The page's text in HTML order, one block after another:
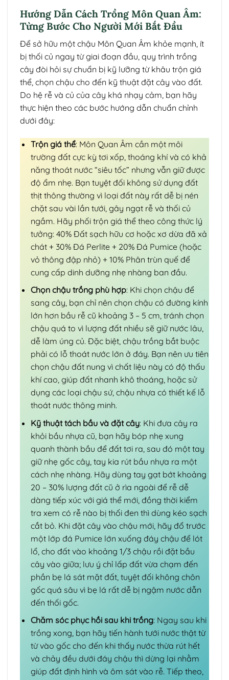
Hướng Dẫn Cách Trồng Môn Quan Âm:
Từng Bước Cho Người Mới Bắt Đầu
Để sở hữu một chậu Môn Quan Âm khỏe mạnh, ít
bị thối củ ngay từ giai đoạn đầu, quy trình trồng
cây đòi hỏi sự chuẩn bị kỹ lưỡng từ khâu trộn giá
thể, chọn chậu cho đến kỹ thuật đặt cây vào đất.
Do hệ rễ và củ của cây khá nhạy cảm, bạn hãy
thực hiện theo các bước hướng dẫn chuẩn chỉnh
dưới đây:
Trộn giá thể: Môn Quan Âm cần một môi
trường đất cực kỳ tơi xốp, thoáng khí và có khả
năng thoát nước “siêu tốc” nhưng vẫn giữ được
độ ẩm nhẹ. Bạn tuyệt đối không sử dụng đất
thịt thông thường vì loại đất này rất dễ bị nén
chặt sau vài lần tưới, gây ngạt rễ và thối củ
ngầm. Hãy phối trộn giá thể theo công thức lý
tưởng: 40% Đất sạch hữu cơ hoặc xơ dừa đã xả
chát + 30% Đá Perlite + 20% Đá Pumice (hoặc
vỏ thông đập nhỏ) + 10% Phân trùn quế để
cung cấp dinh dưỡng nhẹ nhàng ban đầu.
Chọn chậu trồng phù hợp: Khi chọn chậu để
sang cây, bạn chỉ nên chọn chậu có đường kính
lớn hơn bầu rễ cũ khoảng 3 – 5 cm, tránh chọn
chậu quá to vì lượng đất nhiều sẽ giữ nước lâu,
dễ làm úng củ. Đặc biệt, chậu trồng bắt buộc
phải có lỗ thoát nước lớn ở đáy. Bạn nên ưu tiên
chọn chậu đất nung vì chất liệu này có độ thấu
khí cao, giúp đất nhanh khô thoáng, hoặc sử
dụng các loại chậu sứ, chậu nhựa có thiết kế lỗ
thoát nước thông minh.
Kỹ thuật tách bầu và đặt cây: Khi đưa cây ra
khỏi bầu nhựa cũ, bạn hãy bóp nhẹ xung
quanh thành bầu để đất tơi ra, sau đó một tay
giữ nhẹ gốc cây, tay kia rút bầu nhựa ra một
cách nhẹ nhàng. Hãy dùng tay gạt bớt khoảng
20 – 30% lượng đất cũ ở rìa ngoài để rễ dễ
dàng tiếp xúc với giá thể mới, đồng thời kiểm
tra xem có rễ nào bị thối đen thì dùng kéo sạch
cắt bỏ. Khi đặt cây vào chậu mới, hãy đổ trước
một lớp đá Pumice lớn xuống đáy chậu để lót
lổ, cho đất vào khoảng 1/3 chậu rồi đặt bầu
cây vào giữa; lưu ý chỉ lấp đất vừa chạm đến
phần bẹ lá sát mặt đất, tuyệt đối không chôn
gốc quá sâu vì bẹ lá rất dễ bị ngậm nước dẫn
đến thối gốc.
Chăm sóc phục hồi sau khi trồng: Ngay sau khi
trồng xong, bạn hãy tiến hành tưới nước thật từ
từ vào gốc cho đến khi thấy nước thừa rút hết
và chảy đều dưới đáy chậu thì dừng lại nhằm
giúp đất định hình và ôm sát vào rễ. Tiếp theo,